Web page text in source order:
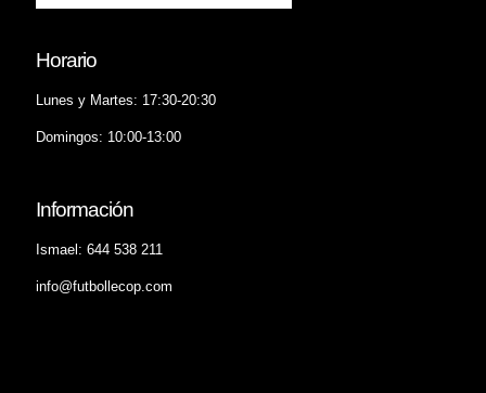
Horario
Lunes y Martes: 17:30-20:30
Domingos: 10:00-13:00
Información
Ismael: 644 538 211
info@futbollecop.com